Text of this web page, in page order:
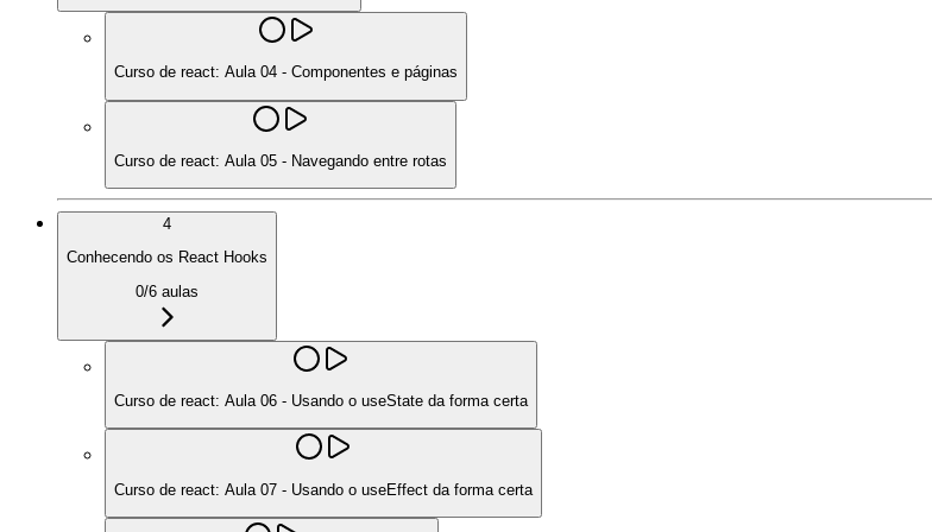
Curso de react: Aula 04 - Componentes e páginas
Curso de react: Aula 05 - Navegando entre rotas
4
Conhecendo os React Hooks
0/6 aulas
Curso de react: Aula 06 - Usando o useState da forma certa
Curso de react: Aula 07 - Usando o useEffect da forma certa